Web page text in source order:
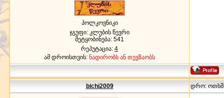
პოლკოვნიკი
ჯგუფი: კლუბის წევრი
შეტყობინება: 541
რეპუტაცია: 4
ამ დროისთვის: ნადირობს ან თევზაობს
bichi2009 დრო: